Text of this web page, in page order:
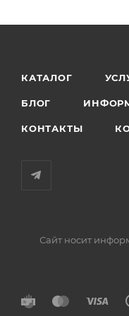
КАТАЛОГ
БЛОГ
КОНТАКТЫ
Сайт носит